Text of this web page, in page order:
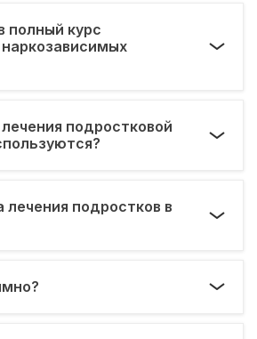
полный курс
подростковой
подростков в